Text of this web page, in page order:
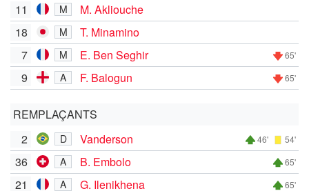
11 M
M. Akliouche
18
M
T. Minamino
7
M E. Ben Seghir 65'
9 A F. Balogun 65'
REMPLAÇANTS
2
D Vanderson 46' 54'
36 A B. Embolo 65'
21 A G. Ilenikhena 65'